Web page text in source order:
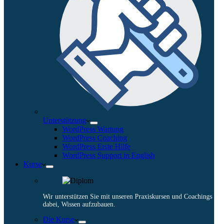
Unterstützung
WordPress Wartung
WordPress Coaching
WordPress Erste Hilfe
WordPress Support in English
Kurse
Wir unterstützen Sie mit unseren Praxiskursen und Coachings
dabei, Wissen aufzubauen.
Die Kurse